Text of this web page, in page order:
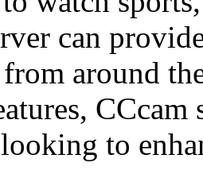
can
around
CCcam
to